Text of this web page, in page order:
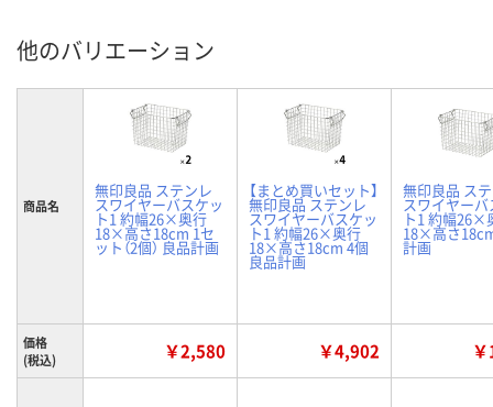
他のバリエーション
商品名
無印良品 ステンレ
スワイヤーバスケッ
ト1 約幅26×奥行
18×高さ18cm 1セ
ット（2個） 良品計画
【まとめ買いセット】
無印良品 ステンレ
スワイヤーバスケッ
ト1 約幅26×奥行
18×高さ18cm 4個
良品計画
無印良品 ス
スワイヤー
ト1 約幅26×
18×高さ
計画
価格
(税込)
￥2,580 ￥4,902